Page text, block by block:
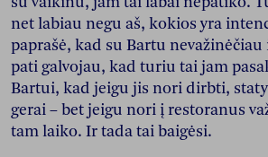
net labiau negu aš, kokios yra
paprašė, kad su Bartu
pati galvojau, kad turiu tai jam
Bartui, kad jeigu jis nori dirbti,
gerai – bet jeigu nori į restoranus
tam laiko. Ir tada tai baigėsi.